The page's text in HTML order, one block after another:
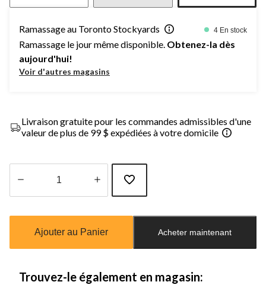
Ramassage au Toronto Stockyards 4 En stock
Ramassage le jour même disponible. Obtenez-la dès
aujourd'hui!
Voir d'autres magasins
Livraison gratuite pour les commandes admissibles d'une
valeur de plus de 99 $ expédiées à votre domicile
mise
à
Ajouter au Panier Acheter maintenant
Trouvez-le également en magasin: